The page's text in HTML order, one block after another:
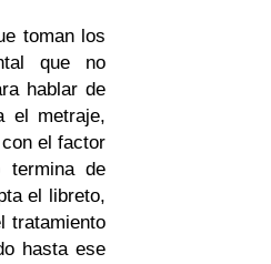
toman los
que no
hablar de
el metraje,
el factor
termina de
el libreto,
tratamiento
hasta ese